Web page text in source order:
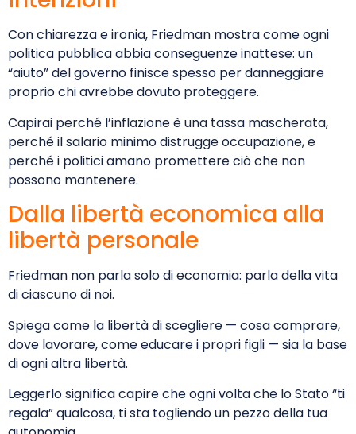
Con chiarezza e ironia, Friedman mostra come ogni
politica pubblica abbia conseguenze inattese: un
“aiuto” del governo finisce spesso per danneggiare
proprio chi avrebbe dovuto proteggere.
Capirai perché l’inflazione è una tassa mascherata,
perché il salario minimo distrugge occupazione, e
perché i politici amano promettere ciò che non
possono mantenere.
Dalla libertà economica alla
libertà personale
Friedman non parla solo di economia: parla della vita
di ciascuno di noi.
Spiega come la libertà di scegliere — cosa comprare,
dove lavorare, come educare i propri figli — sia la base
di ogni altra libertà.
Leggerlo significa capire che ogni volta che lo Stato “ti
regala” qualcosa, ti sta togliendo un pezzo della tua